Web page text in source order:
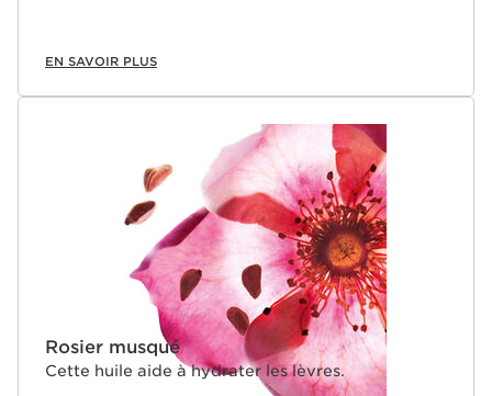
EN SAVOIR PLUS
Rosier musqué
Cette huile aide à hydrater les lèvres.